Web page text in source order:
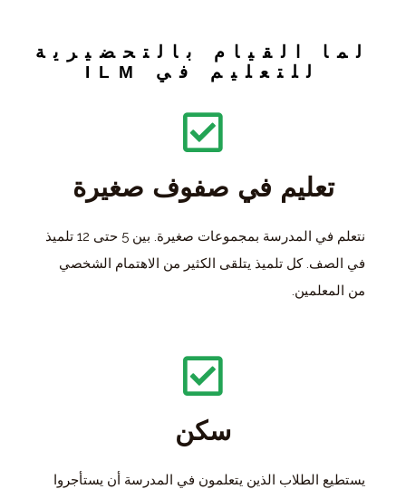
لما القيام بالتحضيرية
للتعليم في ILM
تعليم في صفوف صغيرة
نتعلم في المدرسة بمجموعات صغيرة. بين 5 حتى 12 تلميذ
في الصف. كل تلميذ يتلقى الكثير من الاهتمام الشخصي
من المعلمين.
سكن
يستطيع الطلاب الذين يتعلمون في المدرسة أن يستأجروا